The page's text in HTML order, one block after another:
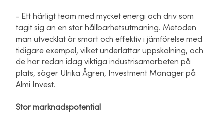
- Ett härligt team med mycket energi och driv som
tagit sig an en stor hållbarhetsutmaning. Metoden
man utvecklat är smart och effektiv i jämförelse med
tidigare exempel, vilket underlättar uppskalning, och
de har redan idag viktiga industrisamarbeten på
plats, säger Ulrika Ågren, Investment Manager på
Almi Invest.
Stor marknadspotential